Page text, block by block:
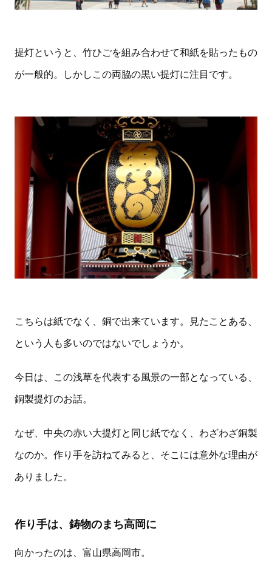
提灯というと、竹ひごを組み合わせて和紙を貼ったもの
が一般的。しかしこの両脇の黒い提灯に注目です。
こちらは紙でなく、銅で出来ています。見たことある、
という人も多いのではないでしょうか。
今日は、この浅草を代表する風景の一部となっている、
銅製提灯のお話。
なぜ、中央の赤い大提灯と同じ紙でなく、わざわざ銅製
なのか。作り手を訪ねてみると、そこには意外な理由が
ありました。
作り手は、鋳物のまち高岡に
向かったのは、富山県高岡市。